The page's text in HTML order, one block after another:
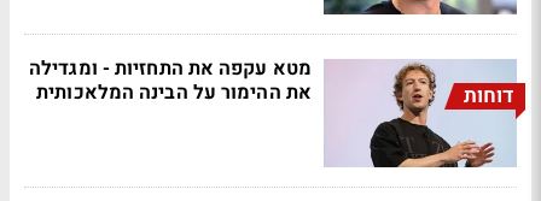
דוחות
מטא עקפה את התחזיות - ומגדילה
את ההימור על הבינה המלאכותית